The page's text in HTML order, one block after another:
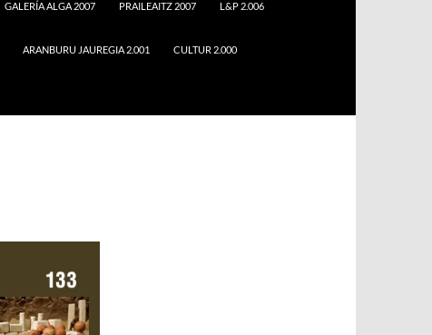
GALERÍA ALGA 2007 PRAILEAITZ 2007 L&P 2.006
ARANBURU JAUREGIA 2.001 CULTUR 2.000